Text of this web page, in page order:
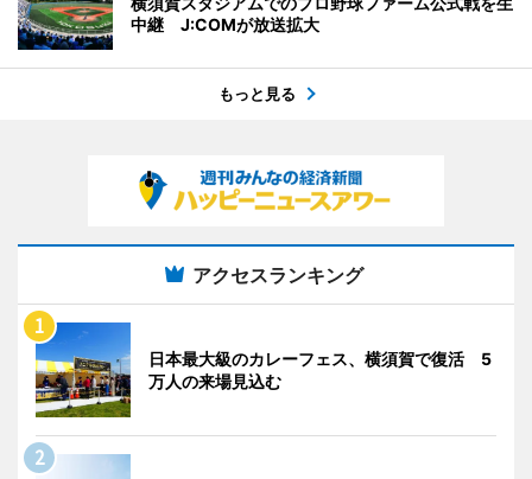
中継 J:COMが放送拡大
もっと見る
アクセスランキング
日本最大級のカレーフェス、横須賀で復活 5
万人の来場見込む